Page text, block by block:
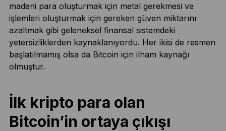
madeni para oluşturmak için metal gerekmesi ve
işlemleri oluşturmak için gereken güven miktarını
azaltmak gibi geleneksel finansal sistemdeki
yetersizliklerden kaynaklanıyordu. Her ikisi de resmen
başlatılmamış olsa da Bitcoin için ilham kaynağı
olmuştur.
İlk kripto para olan
Bitcoin’in ortaya çıkışı